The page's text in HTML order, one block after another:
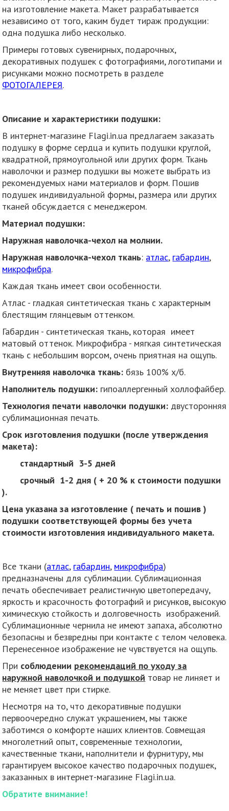
на изготовление макета. Макет разрабатывается
независимо от того, каким будет тираж продукции:
одна подушка либо несколько.
Примеры готовых сувенирных, подарочных,
декоративных подушек с фотографиями, логотипами и
рисунками можно посмотреть в разделе
ФОТОГАЛЕРЕЯ.
Описание и характеристики подушки:
В интернет-магазине Flagi.in.ua предлагаем заказать
подушку в форме сердца и купить подушки круглой,
квадратной, прямоугольной или других форм. Ткань
наволочки и размер подушки вы можете выбрать из
рекомендуемых нами материалов и форм. Пошив
подушек индивидуальной формы, размера или других
тканей обсуждается с менеджером.
Материал подушки:
Наружная наволочка-чехол на молнии.
Наружная наволочка-чехол ткань: атлас, габардин,
микрофибра.
Каждая ткань имеет свои особенности.
Атлас - гладкая синтетическая ткань с характерным
блестящим глянцевым оттенком.
Габардин - синтетическая ткань, которая имеет
матовый оттенок. Микрофибра - мягкая синтетическая
ткань с небольшим ворсом, очень приятная на ощупь.
Внутренняя наволочка ткань: бязь 100% х/б.
Наполнитель подушки: гипоаллергенный холлофайбер.
Технология печати наволочки подушки: двусторонняя
сублимационная печать.
Срок изготовления подушки (после утверждения
макета):
стандартный 3-5 дней
срочный 1-2 дня ( + 20 % к стоимости подушки
).
Цена указана за изготовление ( печать и пошив )
подушки соответствующей формы без учета
стоимости изготовления индивидуального макета.
Все ткани (атлас, габардин, микрофибра)
предназначены для сублимации. Сублимационная
печать обеспечивает реалистичную цветопередачу,
яркость и красочность фотографий и рисунков, высокую
химическую стойкость и долговечность изображений.
Сублимационные чернила не имеют запаха, абсолютно
безопасны и безвредны при контакте с телом человека.
Перенесенное изображение не чувствуется на ощупь.
При соблюдении рекомендаций по уходу за
наружной наволочкой и подушкой товар не линяет и
не меняет цвет при стирке.
Несмотря на то, что декоративные подушки
первоочередно служат украшением, мы также
заботимся о комфорте наших клиентов. Совмещая
многолетний опыт, современные технологии,
качественные ткани, наполнители и фурнитуру, мы
гарантируем высокое качество подарочных подушек,
заказанных в интернет-магазине Flagi.in.ua.
Обратите внимание!